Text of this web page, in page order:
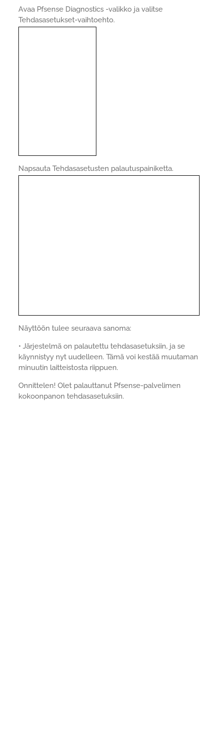
Avaa Pfsense Diagnostics -valikko ja valitse
Tehdasasetukset-vaihtoehto.
Napsauta Tehdasasetusten palautuspainiketta.
Näyttöön tulee seuraava sanoma:
• Järjestelmä on palautettu tehdasasetuksiin, ja se
käynnistyy nyt uudelleen. Tämä voi kestää muutaman
minuutin laitteistosta riippuen.
Onnittelen! Olet palauttanut Pfsense-palvelimen
kokoonpanon tehdasasetuksiin.